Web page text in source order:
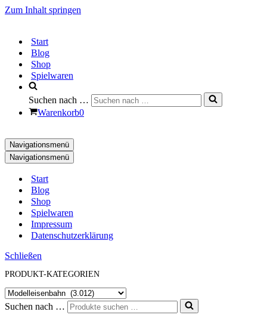
Zum Inhalt springen
Start
Blog
Shop
Spielwaren
Suchen nach …
Warenkorb0
Navigationsmenü
Navigationsmenü
Start
Blog
Shop
Spielwaren
Impressum
Datenschutzerklärung
Schließen
PRODUKT-KATEGORIEN
Suchen nach …